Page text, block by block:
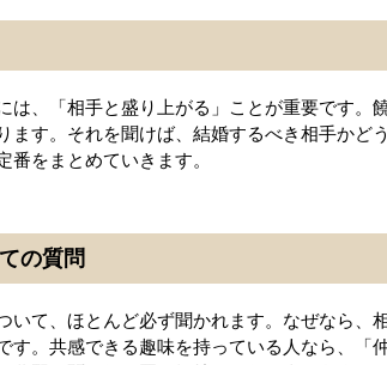
は、「相手と盛り上がる」ことが重要です。
ます。それを聞けば、結婚するべき相手かど
番をまとめていきます。
の質問
て、ほとんど必ず聞かれます。なぜなら、
す。共感できる趣味を持っている人なら、「